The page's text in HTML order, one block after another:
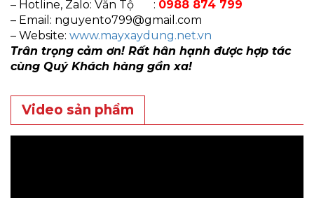
– Hotline, Zalo: Văn Tộ : 0988 874 799
– Email: nguyento799@gmail.com
– Website: www.mayxaydung.net.vn
Trân trọng cảm ơn! Rất hân hạnh được hợp tác
cùng Quý Khách hàng gần xa!
Video sản phẩm